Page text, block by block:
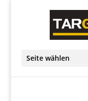
Seite wählen